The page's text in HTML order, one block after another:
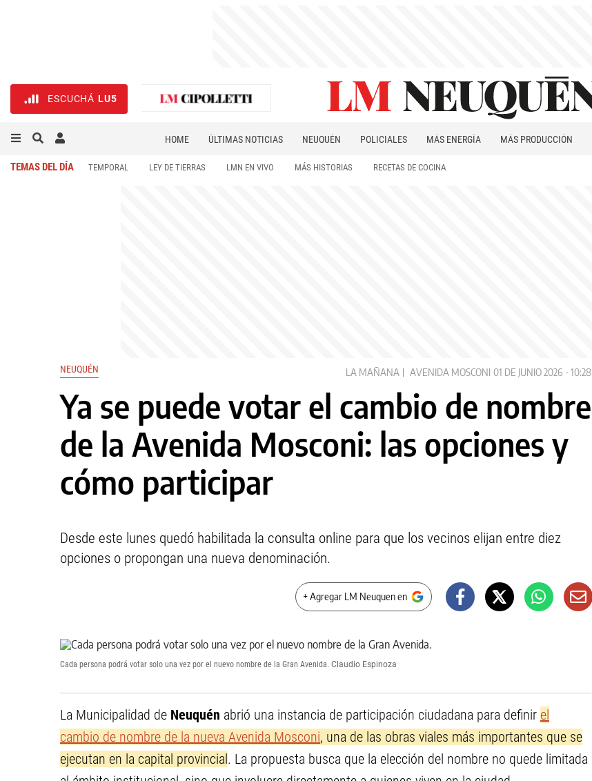
ESCUCHÁ LU5
HOME ÚLTIMAS NOTICIAS NEUQUÉN POLICIALES MÁS ENERGÍA MÁS PRODUCCIÓN
TEMAS DEL DÍA TEMPORAL LEY DE TIERRAS LMN EN VIVO MÁS HISTORIAS RECETAS DE COCINA
NEUQUÉN LA MAÑANA AVENIDA MOSCONI 01 DE JUNIO 2026 - 10:28
Ya se puede votar el cambio de nombre
de la Avenida Mosconi: las opciones y
cómo participar
Desde este lunes quedó habilitada la consulta online para que los vecinos elijan entre diez
opciones o propongan una nueva denominación.
+ Agregar LM Neuquen en
Cada persona podrá votar solo una vez por el nuevo nombre de la Gran Avenida. Claudio Espinoza
La Municipalidad de Neuquén abrió una instancia de participación ciudadana para definir el
cambio de nombre de la nueva Avenida Mosconi, una de las obras viales más importantes que se
ejecutan en la capital provincial. La propuesta busca que la elección del nombre no quede limitada